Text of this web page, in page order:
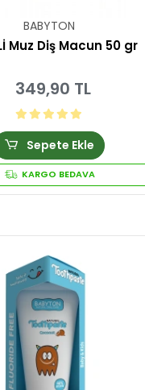
BABYTON
Muz Diş Macun 50 gr
349,90 TL
Sepete Ekle
KARGO BEDAVA